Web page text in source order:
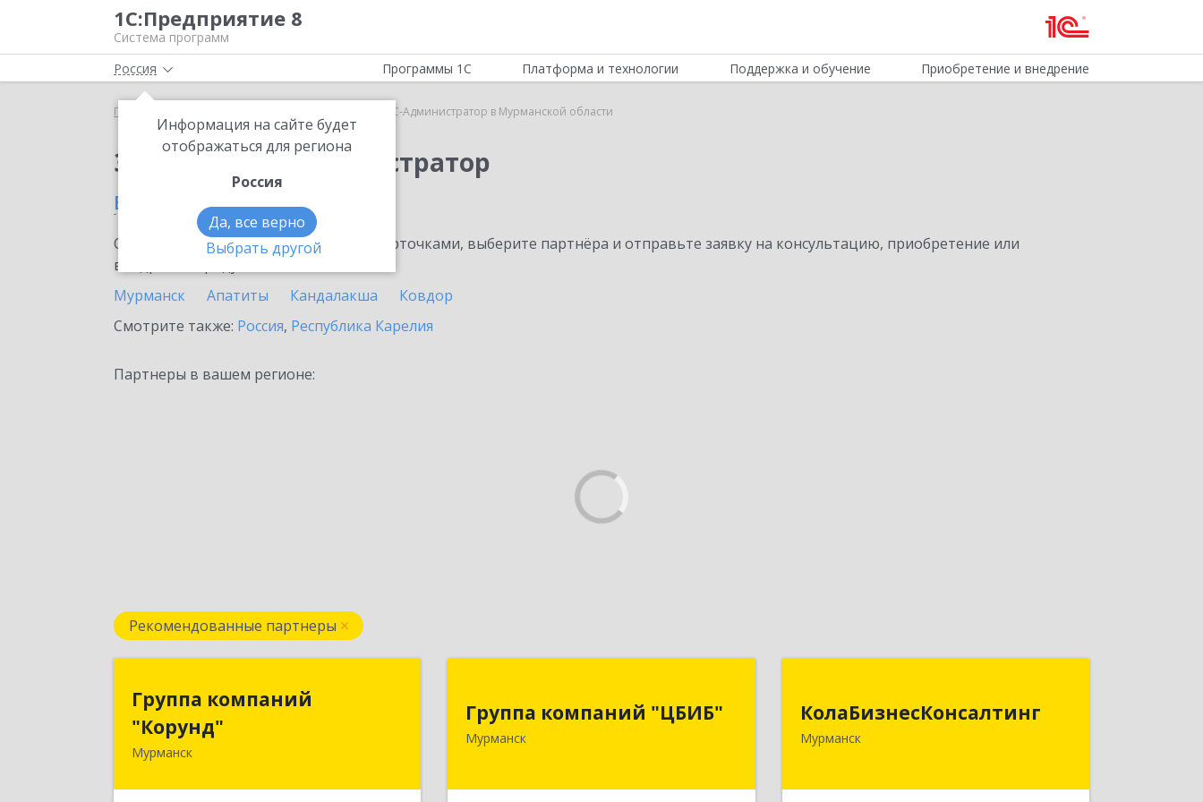
1С:Предприятие 8
Система программ
Россия
Информация на сайте будет
отображаться для региона
Россия
Да, все верно
Выбрать другой
Программы 1С Платформа и технологии Поддержка и обучение Приобретение и внедрение
Главная 1С-Администратор в Мурманской области
Заказать 1С-Администратор
в Мурманской области
Ознакомьтесь с информационными карточками, выберите партнёра и отправьте заявку на консультацию, приобретение или
внедрение продукта.
Мурманск
Апатиты Кандалакша
Ковдор
Смотрите также: Россия, Республика Карелия
Партнеры в вашем регионе:
Рекомендованные партнеры
Группа компаний
"Корунд"
Мурманск
Группа компаний
183025, Мурманская обл, Мурманск г,
Группа компаний "ЦБИБ"
Мурманск
183010, Мурманская обл, Мурманск г,
Подробнее
КолаБизнесКонсалтинг
Мурманск
Подробнее